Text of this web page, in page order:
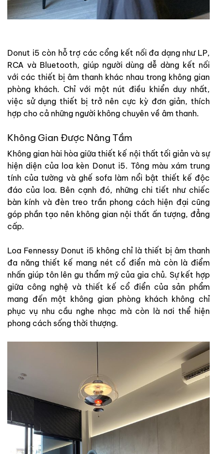
Donut i5 còn hỗ trợ các cổng kết nối đa dạng như LP,
RCA và Bluetooth, giúp người dùng dễ dàng kết nối
với các thiết bị âm thanh khác nhau trong không gian
phòng khách. Chỉ với một nút điều khiển duy nhất,
việc sử dụng thiết bị trở nên cực kỳ đơn giản, thích
hợp cho cả những người không chuyên về âm thanh.
Không Gian Được Nâng Tầm
Không gian hài hòa giữa thiết kế nội thất tối giản và sự
hiện diện của loa kèn Donut i5. Tông màu xám trung
tính của tường và ghế sofa làm nổi bật thiết kế độc
đáo của loa. Bên cạnh đó, những chi tiết như chiếc
bàn kính và đèn treo trần phong cách hiện đại cũng
góp phần tạo nên không gian nội thất ấn tượng, đẳng
cấp.
Loa Fennessy Donut i5 không chỉ là thiết bị âm thanh
đa năng thiết kế mang nét cổ điển mà còn là điểm
nhấn giúp tôn lên gu thẩm mỹ của gia chủ. Sự kết hợp
giữa công nghệ và thiết kế cổ điển của sản phẩm
mang đến một không gian phòng khách không chỉ
phục vụ nhu cầu nghe nhạc mà còn là nơi thể hiện
phong cách sống thời thượng.